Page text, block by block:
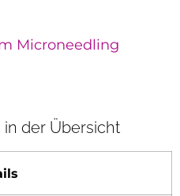
Microneedling
der Übersicht